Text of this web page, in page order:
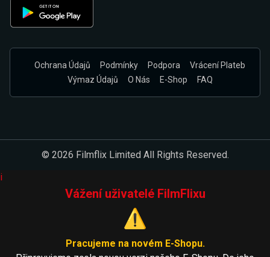
Ochrana Údajů Podmínky Podpora
Vrácení Plateb
Výmaz Údajů
O Nás E-Shop FAQ
© 2026 Filmflix Limited All Rights Reserved.
i
Vážení uživatelé FilmFlixu
⚠️
Pracujeme na novém E-Shopu.